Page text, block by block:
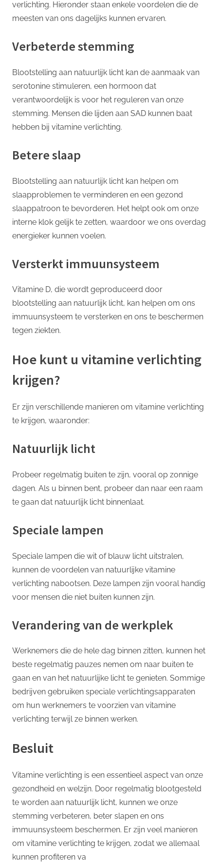
verlichting. Hieronder staan enkele voordelen die de
meesten van ons dagelijks kunnen ervaren.
Verbeterde stemming
Blootstelling aan natuurlijk licht kan de aanmaak van
serotonine stimuleren, een hormoon dat
verantwoordelijk is voor het reguleren van onze
stemming. Mensen die lijden aan SAD kunnen baat
hebben bij vitamine verlichting.
Betere slaap
Blootstelling aan natuurlijk licht kan helpen om
slaapproblemen te verminderen en een gezond
slaappatroon te bevorderen. Het helpt ook om onze
interne klok gelijk te zetten, waardoor we ons overdag
energieker kunnen voelen.
Versterkt immuunsysteem
Vitamine D, die wordt geproduceerd door
blootstelling aan natuurlijk licht, kan helpen om ons
immuunsysteem te versterken en ons te beschermen
tegen ziekten.
Hoe kunt u vitamine verlichting
krijgen?
Er zijn verschillende manieren om vitamine verlichting
te krijgen, waaronder:
Natuurlijk licht
Probeer regelmatig buiten te zijn, vooral op zonnige
dagen. Als u binnen bent, probeer dan naar een raam
te gaan dat natuurlijk licht binnenlaat.
Speciale lampen
Speciale lampen die wit of blauw licht uitstralen,
kunnen de voordelen van natuurlijke vitamine
verlichting nabootsen. Deze lampen zijn vooral handig
voor mensen die niet buiten kunnen zijn.
Verandering van de werkplek
Werknemers die de hele dag binnen zitten, kunnen het
beste regelmatig pauzes nemen om naar buiten te
gaan en van het natuurlijke licht te genieten. Sommige
bedrijven gebruiken speciale verlichtingsapparaten
om hun werknemers te voorzien van vitamine
verlichting terwijl ze binnen werken.
Besluit
Vitamine verlichting is een essentieel aspect van onze
gezondheid en welzijn. Door regelmatig blootgesteld
te worden aan natuurlijk licht, kunnen we onze
stemming verbeteren, beter slapen en ons
immuunsysteem beschermen. Er zijn veel manieren
om vitamine verlichting te krijgen, zodat we allemaal
kunnen profiteren va